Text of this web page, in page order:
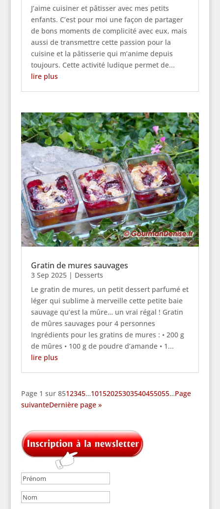
J’aime cuisiner et pâtisser avec mes petits
enfants. C’est pour moi une façon de partager
de bons moments de complicité avec eux, mais
aussi de transmettre cette passion pour la
cuisine et la pâtisserie qui m’anime depuis
toujours. Cette activité ludique permet de...
lire plus
Gratin de mures sauvages
3 Sep 2025| Desserts
Le gratin de mures, un petit dessert parfumé et
léger qui sublime à merveille cette petite baie
sauvage qu’est la mûre… un vrai régal ! Gratin
de mûres sauvages pour 4 personnes
Ingrédients pour les gratins de mures : • 200 g
de mûres • 100 g de poudre d’amande • 1...
lire plus
Page 1 sur 8512345…10152025303540455055…Page
suivanteDernière page »